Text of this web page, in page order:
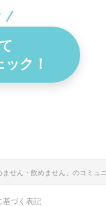
ク！
ません・飲めません」のコミュ
基づく表記